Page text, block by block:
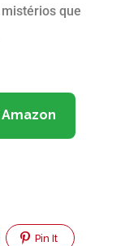
que
Pin It